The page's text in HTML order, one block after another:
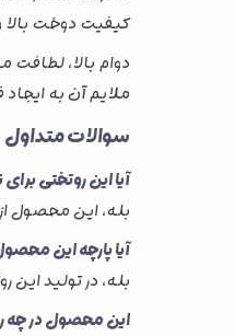
کیفیت دوخت
ملایم آن به
سوالات متداول
آیا این روتختی
بله، این محصول از بدو
آیا پارچه این
بله، در تولید
این محصول در